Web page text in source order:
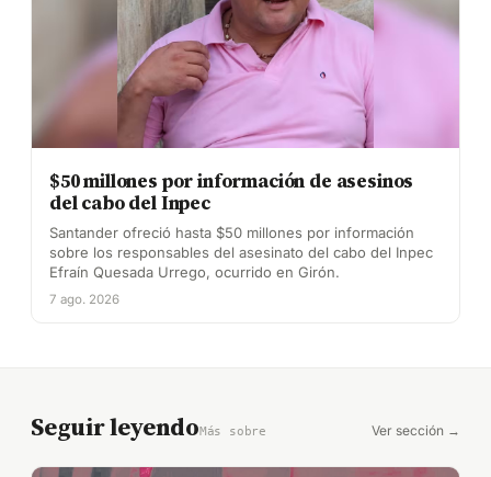
$50 millones por información de asesinos
del cabo del Inpec
Santander ofreció hasta $50 millones por información
sobre los responsables del asesinato del cabo del Inpec
Efraín Quesada Urrego, ocurrido en Girón.
7 ago. 2026
Seguir leyendoMás sobre Ver sección →